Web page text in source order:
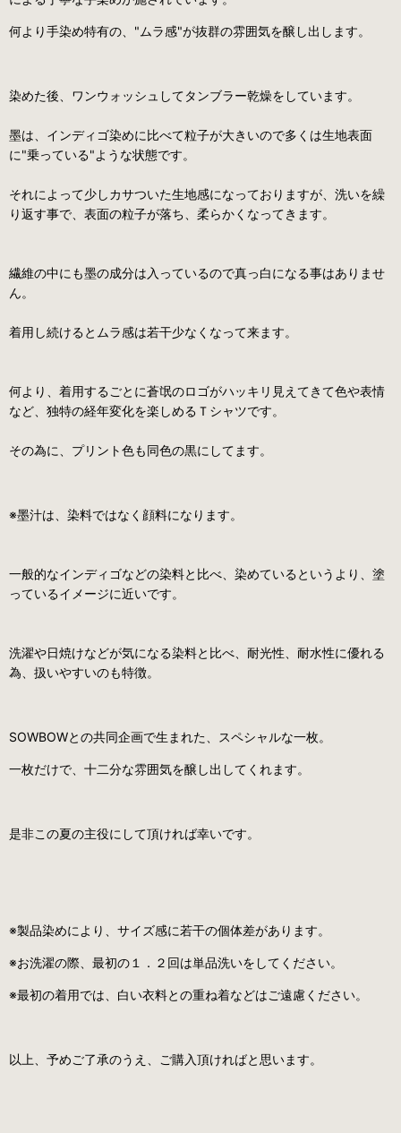
何より手染め特有の、"ムラ感"が抜群の雰囲気を醸し出します。
染めた後、ワンウォッシュしてタンブラー乾燥をしています。
墨は、インディゴ染めに比べて粒子が大きいので多くは生地表面
に"乗っている"ような状態です。
それによって少しカサついた生地感になっておりますが、洗いを繰
り返す事で、表面の粒子が落ち、柔らかくなってきます。
繊維の中にも墨の成分は入っているので真っ白になる事はありませ
ん。
着用し続けるとムラ感は若干少なくなって来ます。
何より、着用するごとに蒼氓のロゴがハッキリ見えてきて色や表情
など、独特の経年変化を楽しめるＴシャツです。
その為に、プリント色も同色の黒にしてます。
※墨汁は、染料ではなく顔料になります。
一般的なインディゴなどの染料と比べ、染めているというより、塗
っているイメージに近いです。
洗濯や日焼けなどが気になる染料と比べ、耐光性、耐水性に優れる
為、扱いやすいのも特徴。
SOWBOWとの共同企画で生まれた、スペシャルな一枚。
一枚だけで、十二分な雰囲気を醸し出してくれます。
是非この夏の主役にして頂ければ幸いです。
※製品染めにより、サイズ感に若干の個体差があります。
※お洗濯の際、最初の１．２回は単品洗いをしてください。
※最初の着用では、白い衣料との重ね着などはご遠慮ください。
以上、予めご了承のうえ、ご購入頂ければと思います。